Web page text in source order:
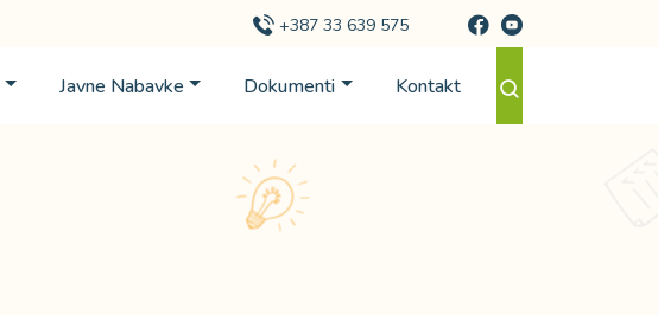
+387 33 639 575
Javne Nabavke Dokumenti Kontakt